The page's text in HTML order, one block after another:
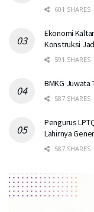
601 SHARES
Ekonomi
Konstruksi
591 SHARES
BMKG Juwata
587 SHARES
Pengurus
Lahirnya
587 SHARES